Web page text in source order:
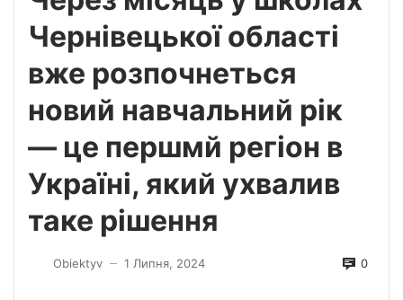
Чернівецької області
вже розпочнеться
новий навчальний рік
— це першмй регіон в
Україні, який ухвалив
таке рішення
Obiektyv — 1 Липня, 2024 0